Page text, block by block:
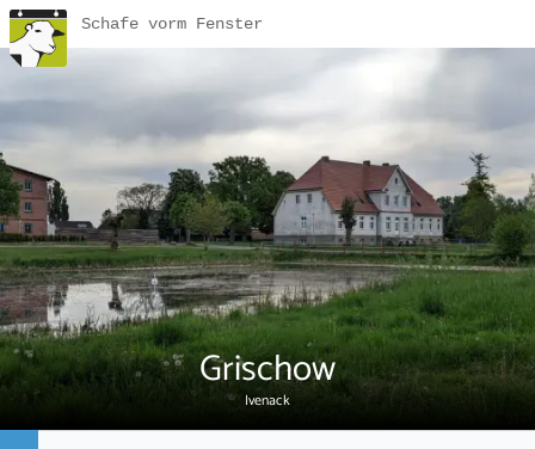
Schafe vorm Fenster
Grischow
Ivenack